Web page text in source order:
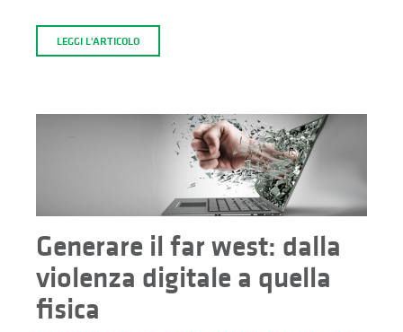
LEGGI L'ARTICOLO
Generare il far west: dalla
violenza digitale a quella
fisica